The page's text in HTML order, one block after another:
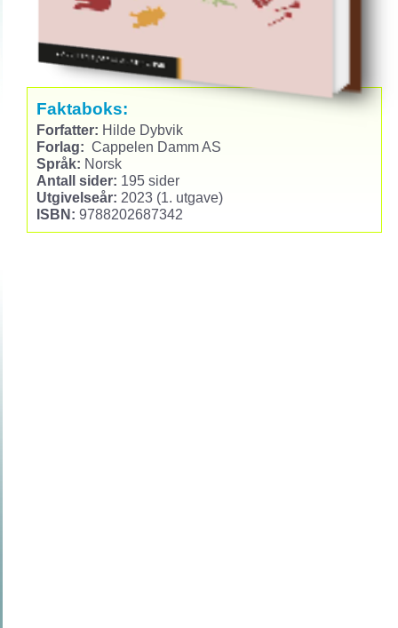
Faktaboks:
Forfatter: Hilde Dybvik
Forlag: Cappelen Damm AS
Språk: Norsk
Antall sider: 195 sider
Utgivelseår: 2023 (1. utgave)
ISBN: 9788202687342